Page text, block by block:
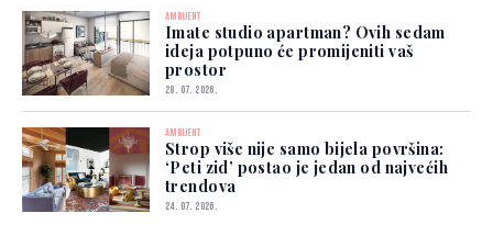
AMBIJENT
Imate studio apartman? Ovih sedam
ideja potpuno će promijeniti vaš
prostor
28. 07. 2026.
AMBIJENT
Strop više nije samo bijela površina:
‘Peti zid’ postao je jedan od najvećih
trendova
24. 07. 2026.